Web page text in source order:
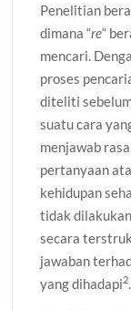
Penelitian
dimana “re“
mencari.
proses
diteliti
suatu cara
menjawab
pertanyaan
kehidupan
tidak
secara
jawaban
yang dihadapi2.